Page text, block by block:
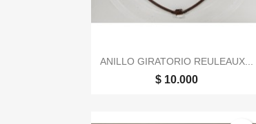
Vista rápida
ANILLO GIRATORIO REULEAUX...
$ 10.000